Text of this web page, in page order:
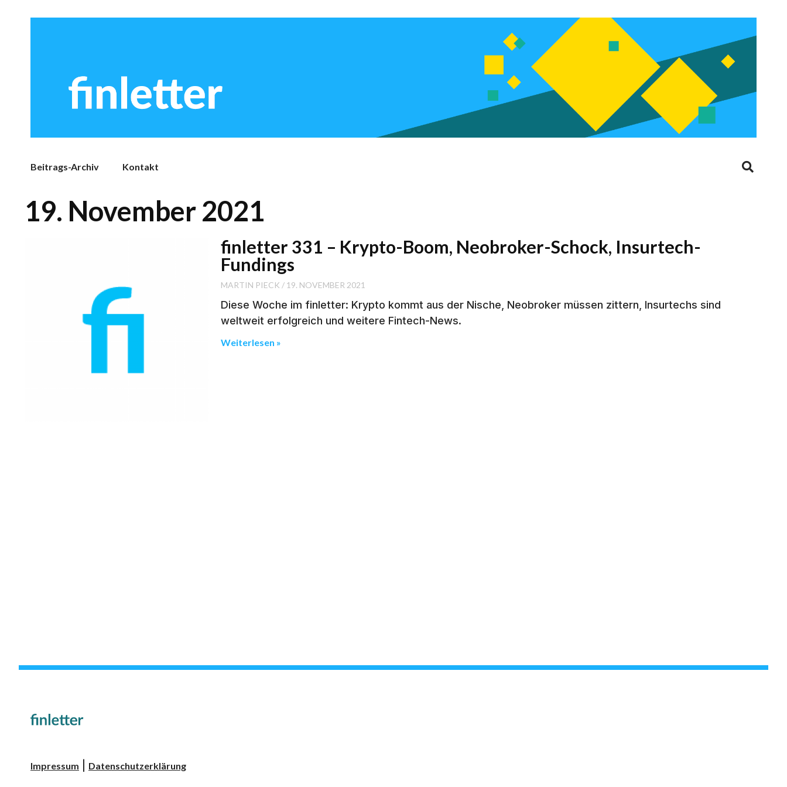
Beitrags-Archiv Kontakt
19. November 2021
finletter 331 – Krypto-Boom, Neobroker-Schock, Insurtech-
Fundings
MARTIN PIECK 19. NOVEMBER 2021
Diese Woche im finletter: Krypto kommt aus der Nische, Neobroker müssen zittern, Insurtechs sind
weltweit erfolgreich und weitere Fintech-News.
Weiterlesen »
Impressum Datenschutzerklärung